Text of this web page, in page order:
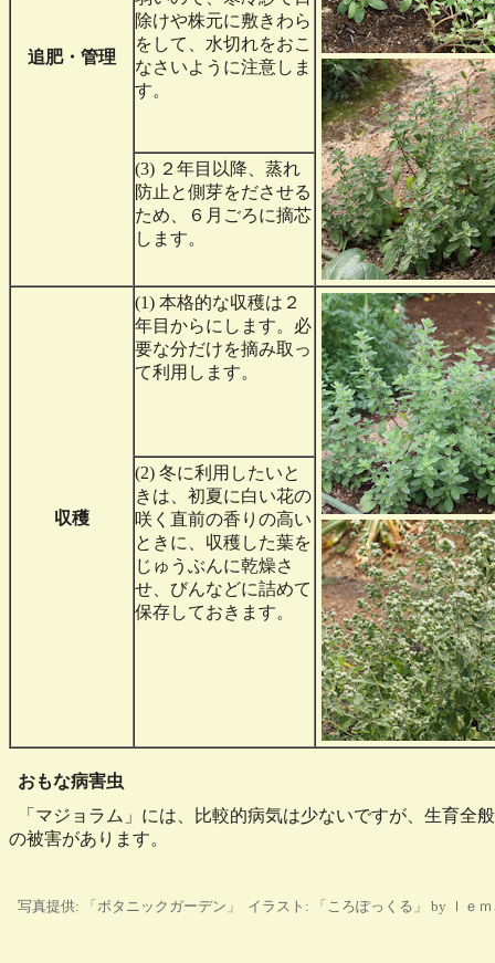
追肥・管理
除けや株元に敷きわら
をして、水切れをおこ
なさいように注意しま
す。
(3) ２年目以降、蒸れ
防止と側芽をださせる
ため、６月ごろに摘芯
します。
収穫
(1) 本格的な収穫は２
年目からにします。必
要な分だけを摘み取っ
て利用します。
(2) 冬に利用したいと
きは、初夏に白い花の
咲く直前の香りの高い
ときに、収穫した葉を
じゅうぶんに乾燥さ
せ、びんなどに詰めて
保存しておきます。
おもな病害虫
「マジョラム」には、比較的病気は少ないですが、生育全
の被害があります。
写真提供: 「ボタニックガーデン」 イラスト: 「ころぽっくる」 by ｌｅ